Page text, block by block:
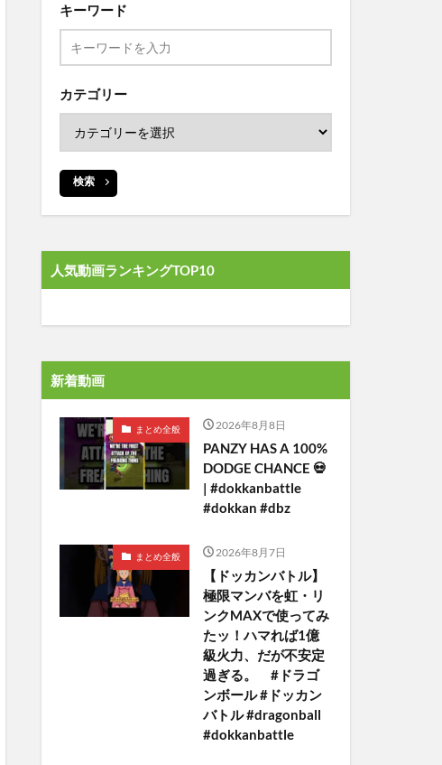
キーワード
カテゴリー
検索
人気動画ランキングTOP10
新着動画
まとめ全般 2026年8月8日
PANZY HAS A 100%
DODGE CHANCE 💀
| #dokkanbattle
#dokkan #dbz
まとめ全般 2026年8月7日
【ドッカンバトル】
極限マンバを虹・リ
ンクMAXで使ってみ
たッ！ハマれば1億
級火力、だが不安定
過ぎる。 #ドラゴ
ンボール #ドッカン
バトル #dragonball
#dokkanbattle